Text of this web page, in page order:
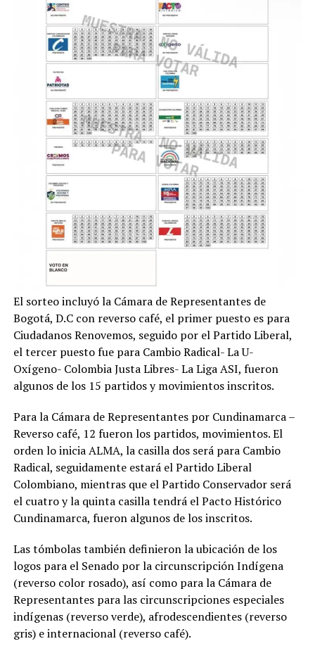
El sorteo incluyó la Cámara de Representantes de
Bogotá, D.C con reverso café, el primer puesto es para
Ciudadanos Renovemos, seguido por el Partido Liberal,
el tercer puesto fue para Cambio Radical- La U-
Oxígeno- Colombia Justa Libres- La Liga ASI, fueron
algunos de los 15 partidos y movimientos inscritos.
Para la Cámara de Representantes por Cundinamarca –
Reverso café, 12 fueron los partidos, movimientos. El
orden lo inicia ALMA, la casilla dos será para Cambio
Radical, seguidamente estará el Partido Liberal
Colombiano, mientras que el Partido Conservador será
el cuatro y la quinta casilla tendrá el Pacto Histórico
Cundinamarca, fueron algunos de los inscritos.
Las tómbolas también definieron la ubicación de los
logos para el Senado por la circunscripción Indígena
(reverso color rosado), así como para la Cámara de
Representantes para las circunscripciones especiales
indígenas (reverso verde), afrodescendientes (reverso
gris) e internacional (reverso café).